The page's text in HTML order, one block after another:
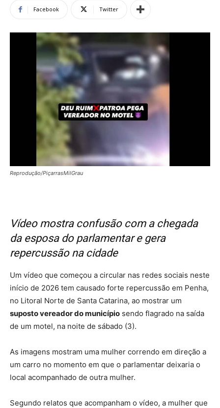
Facebook Twitter
Reprodução/PiçarrasMilGrau
Vídeo mostra confusão com a chegada
da esposa do parlamentar e gera
repercussão na cidade
Um vídeo que começou a circular nas redes sociais neste
início de 2026 tem causado forte repercussão em Penha,
no Litoral Norte de Santa Catarina, ao mostrar um
suposto vereador do município sendo flagrado na saída
de um motel, na noite de sábado (3).
As imagens mostram uma mulher correndo em direção a
um carro no momento em que o parlamentar deixaria o
local acompanhado de outra mulher.
Segundo relatos que acompanham o vídeo, a mulher que